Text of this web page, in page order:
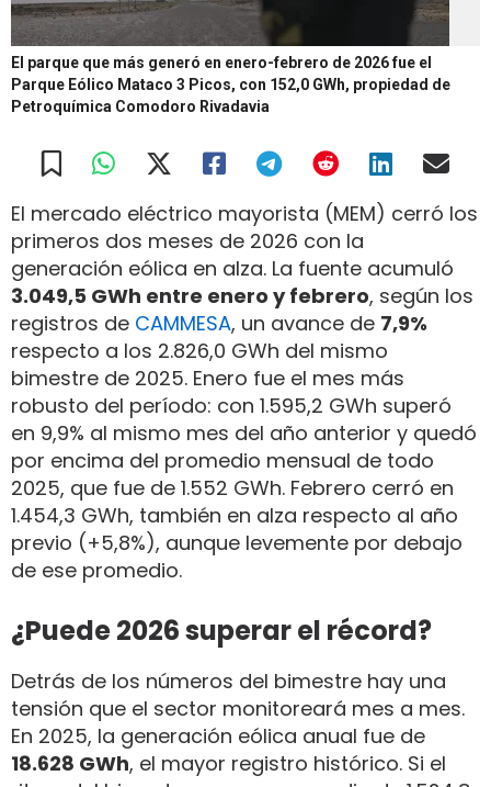
El parque que más generó en enero-febrero de 2026 fue el
Parque Eólico Mataco 3 Picos, con 152,0 GWh, propiedad de
Petroquímica Comodoro Rivadavia
El mercado eléctrico mayorista (MEM) cerró los
primeros dos meses de 2026 con la
generación eólica en alza. La fuente acumuló
3.049,5 GWh entre enero y febrero, según los
registros de CAMMESA, un avance de 7,9%
respecto a los 2.826,0 GWh del mismo
bimestre de 2025. Enero fue el mes más
robusto del período: con 1.595,2 GWh superó
en 9,9% al mismo mes del año anterior y quedó
por encima del promedio mensual de todo
2025, que fue de 1.552 GWh. Febrero cerró en
1.454,3 GWh, también en alza respecto al año
previo (+5,8%), aunque levemente por debajo
de ese promedio.
¿Puede 2026 superar el récord?
Detrás de los números del bimestre hay una
tensión que el sector monitoreará mes a mes.
En 2025, la generación eólica anual fue de
18.628 GWh, el mayor registro histórico. Si el